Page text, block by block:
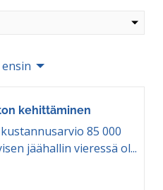
kehittäminen
85 000
jäähallin vieressä ol...